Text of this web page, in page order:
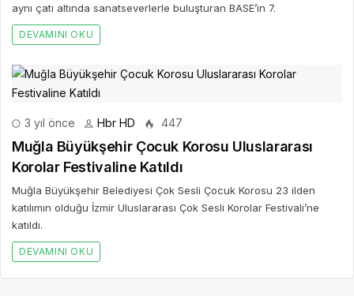
aynı çatı altında sanatseverlerle buluşturan BASE’in 7.
DEVAMINI OKU
3 yıl önce Hbr HD 447
Muğla Büyükşehir Çocuk Korosu Uluslararası
Korolar Festivaline Katıldı
Muğla Büyükşehir Belediyesi Çok Sesli Çocuk Korosu 23 ilden
katılımın olduğu İzmir Uluslararası Çok Sesli Korolar Festivali’ne
katıldı.
DEVAMINI OKU